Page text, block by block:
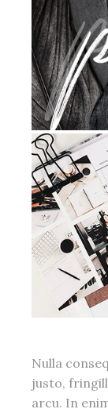
Nulla
justo,
arcu. In